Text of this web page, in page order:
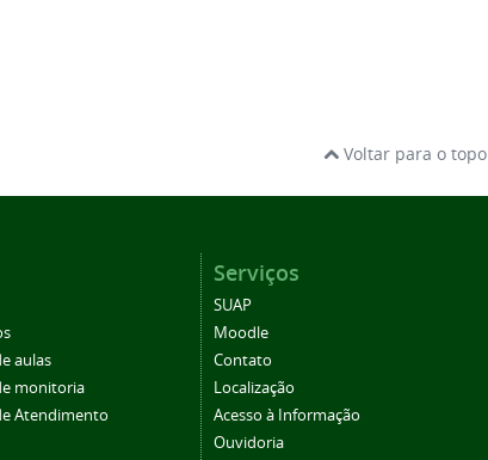
Voltar para o topo
aulas
monitoria
Atendimento
Serviços
SUAP
Moodle
Contato
Localização
Acesso à Informação
Ouvidoria